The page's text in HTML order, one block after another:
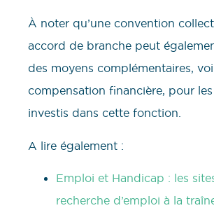
À noter qu’une convention
accord de branche peut
des moyens complémentaires,
compensation financière, pour les
investis dans cette fonction.
A lire également :
Emploi et Handicap : les
recherche d’emploi à la